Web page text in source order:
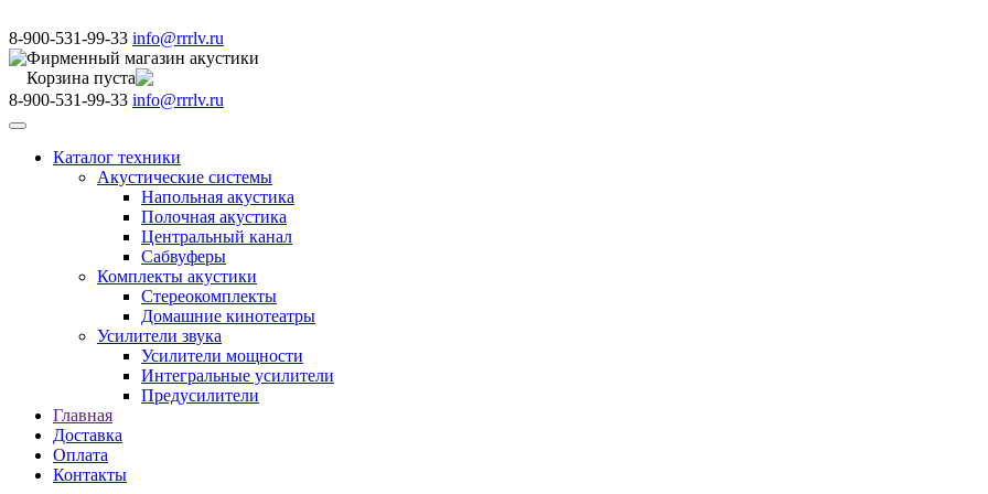
8-900-531-99-33 info@rrrlv.ru
Фирменный магазин акустики
Корзина пуста
8-900-531-99-33 info@rrrlv.ru
Меню
Каталог техники
Акустические системы
Напольная акустика
Полочная акустика
Центральный канал
Сабвуферы
Комплекты акустики
Стереокомплекты
Домашние кинотеатры
Усилители звука
Усилители мощности
Интегральные усилители
Предусилители
Главная
Доставка
Оплата
Контакты